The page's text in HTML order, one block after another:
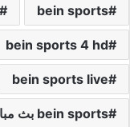
bein sports
bein sports 4 hd
bein sports live
bein sports بث مباشر hd 1 live